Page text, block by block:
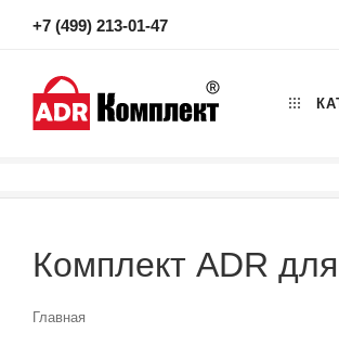
+7 (499) 213-01-47
Комплект ADR
Главная